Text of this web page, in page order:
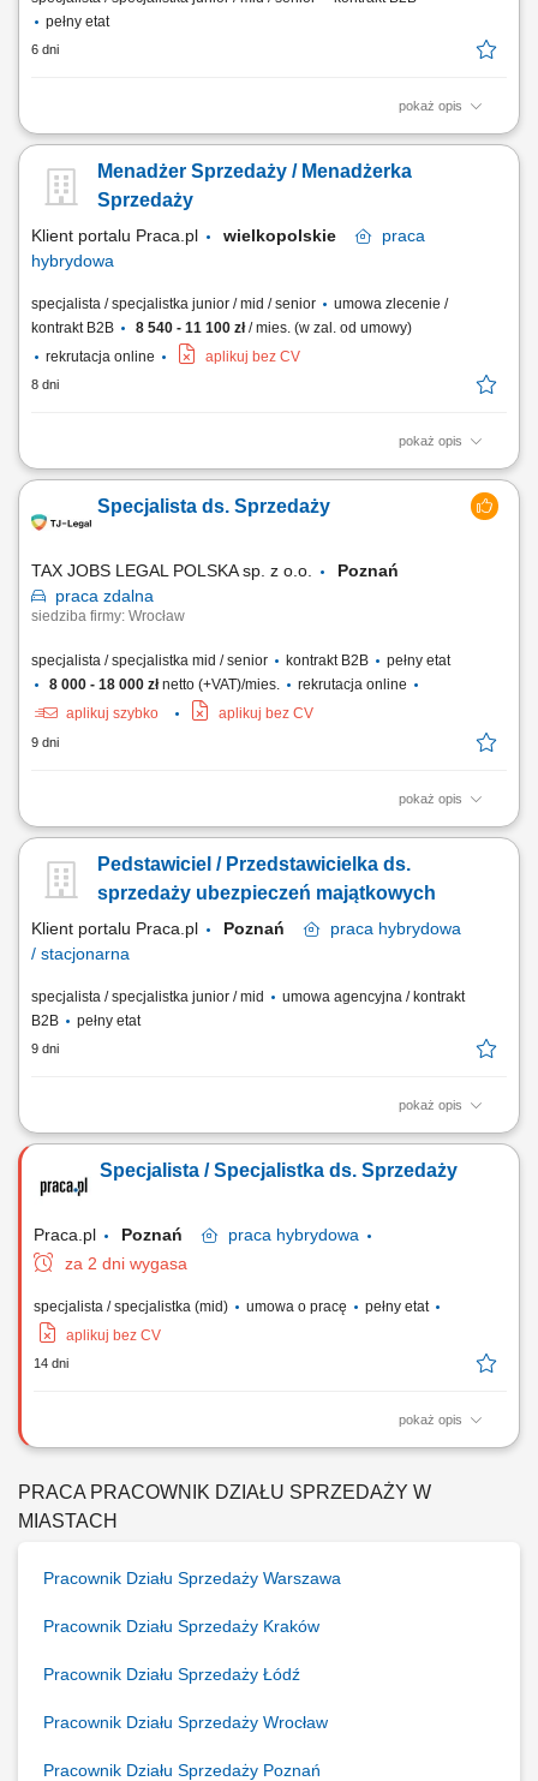
pełny etat
6 dni
pokaż opis
Aktywne pozyskiwanie nowych klientów z sektora MŚP. Budowanie
handlowych, prezentacji oraz negocjacji biznesowych. Analiza potrzeb
klientów i przygotowywanie dopasowanych rozwiązań z zakresu usług
Menadżer Sprzedaży / Menadżerka
Sprzedaży
Klient portalu Praca.pl wielkopolskie
praca
hybrydowa
specjalista / specjalistka junior / mid / senior
umowa zlecenie /
kontrakt B2B
8 540 - 11 100 zł/ mies. (w zal. od umowy)
rekrutacja online
aplikuj bez CV
8 dni
pokaż opis
Prezentowanie oferty edukacyjnej podczas spotkań w placówkach
oświatowych (spotkania umawia firma). Prowadzenie rozmów online z
osobami zainteresowanymi nauką w firmie. Rekrutacja, szkolenie,
koordynacja i analiza pracy przypisanego zespołu Konsultantów i
Specjalista ds. Sprzedaży
TAX JOBS LEGAL POLSKA sp. z o.o.
Poznań
praca zdalna
siedziba firmy: Wrocław
specjalista / specjalistka mid / senior kontrakt B2B
pełny etat
8 000 - 18 000 złnetto (+VAT)/mies.
rekrutacja online
aplikuj szybko
aplikuj bez CV
9 dni
pokaż opis
Samodzielne pozyskiwanie nowych klientów B2B poprzez aktywne
przekazanymi kontaktami (ciepłe leady) - Prezentacja oferty firmy i
wsparcie klientów przy składaniu wniosków; Kompleksowe zarządzanie
Pedstawiciel / Przedstawicielka ds.
sprzedaży ubezpieczeń majątkowych
Klient portalu Praca.pl Poznań praca hybrydowa
/ stacjonarna
specjalista / specjalistka junior / mid
umowa agencyjna / kontrakt
B2B
pełny etat
9 dni
pokaż opis
Aktywne budowanie i długofalowe rozwijanie partnerskich relacji z
dopasowania optymalnych planów ochronnych. Przeprowadzanie
spotkań doradczych zarówno w formie zdalnej, jak i podczas
Specjalista / Specjalistka ds. Sprzedaży
Praca.pl Poznań praca hybrydowa
za 2 dni wygasa
specjalista / specjalistka (mid) umowa o pracę
pełny etat
aplikuj bez CV
14 dni
pokaż opis
Zadania Koordynacja ogólnopolskich działań w kanale sprzedaży
wdrażaniu strategii sprzedażowej dla segmentu partnerskiego;
Projektowanie, wdrażanie i ciągła optymalizacja standardów oraz
procesów handlowych; Rozwój i...
PRACA PRACOWNIK DZIAŁU SPRZEDAŻY W
MIASTACH
Pracownik Działu Sprzedaży Warszawa
Pracownik Działu Sprzedaży Kraków
Pracownik Działu Sprzedaży Łódź
Pracownik Działu Sprzedaży Wrocław
Pracownik Działu Sprzedaży Poznań